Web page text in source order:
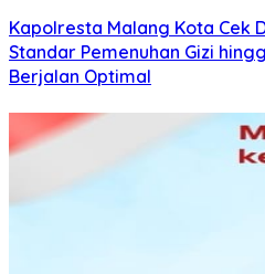
Kapolresta Malang Kota Cek
Standar Pemenuhan Gizi
Berjalan Optimal